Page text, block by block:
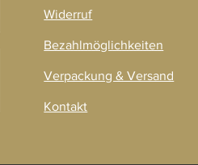
Widerruf
Bezahlmöglichkeiten
Verpackung & Versand
Kontakt